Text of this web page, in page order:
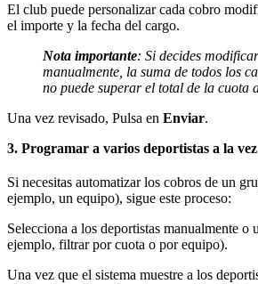
El club puede personalizar cada cobro
el importe y la fecha del cargo.
Nota importante: Si decides
manualmente, la suma de todos los
no puede superar el total de la cuota
Una vez revisado, Pulsa en Enviar.
3. Programar a varios deportistas a la vez
Si necesitas automatizar los cobros de un
ejemplo, un equipo), sigue este proceso:
Selecciona a los deportistas manualmente
ejemplo, filtrar por cuota o por equipo).
Una vez que el sistema muestre a los